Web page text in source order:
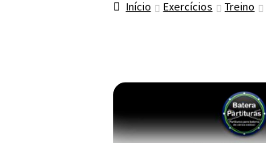
Início Exercícios Treino